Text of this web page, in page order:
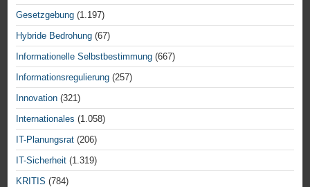
Gesetzgebung (1.197)
Hybride Bedrohung (67)
Informationelle Selbstbestimmung (667)
Informationsregulierung (257)
Innovation (321)
Internationales (1.058)
IT-Planungsrat (206)
IT-Sicherheit (1.319)
KRITIS (784)